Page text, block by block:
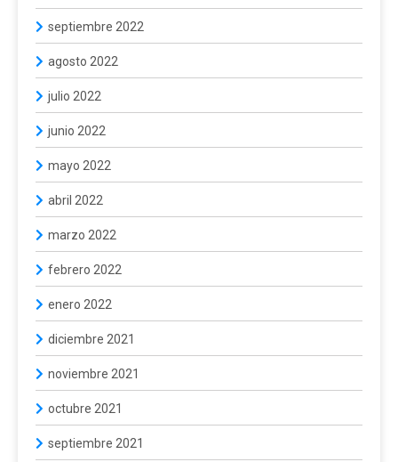
septiembre 2022
agosto 2022
julio 2022
junio 2022
mayo 2022
abril 2022
marzo 2022
febrero 2022
enero 2022
diciembre 2021
noviembre 2021
octubre 2021
septiembre 2021